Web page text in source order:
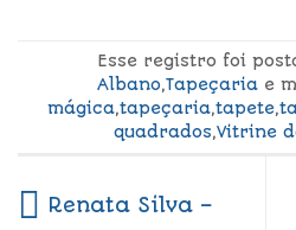
Esse registro foi
Albano,Tapeçaria e
mágica,tapeçaria,tapete,
quadrados,Vitrine
Renata Silva –